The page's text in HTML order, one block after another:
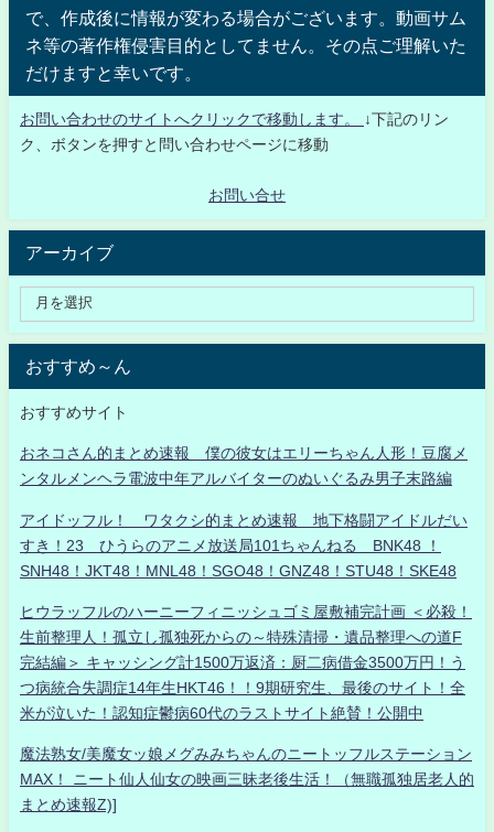
で、作成後に情報が変わる場合がございます。動画サム
ネ等の著作権侵害目的としてません。その点ご理解いた
だけますと幸いです。
お問い合わせのサイトへクリックで移動します。
↓下記のリン
ク、ボタンを押すと問い合わせページに移動
お問い合せ
アーカイブ
おすすめ～ん
おすすめサイト
おネコさん的まとめ速報 僕の彼女はエリーちゃん人形！豆腐メ
ンタルメンヘラ電波中年アルバイターのぬいぐるみ男子末路編
アイドッフル！ ワタクシ的まとめ速報 地下格闘アイドルだい
すき！23 ひうらのアニメ放送局101ちゃんねる BNK48 ！
SNH48！JKT48！MNL48！SGO48！GNZ48！STU48！SKE48
ヒウラッフルのハーニーフィニッシュゴミ屋敷補完計画 ＜必殺！
生前整理人！孤立し孤独死からの～特殊清掃・遺品整理への道F
完結編＞ キャッシング計1500万返済：厨二病借金3500万円！う
つ病統合失調症14年生HKT46！！9期研究生、最後のサイト！全
米が泣いた！認知症鬱病60代のラストサイト絶賛！公開中
魔法熟女/美魔女ッ娘メグみみちゃんのニートッフルステーション
MAX！ ニート仙人仙女の映画三昧老後生活！（無職孤独居老人的
まとめ速報Z)]